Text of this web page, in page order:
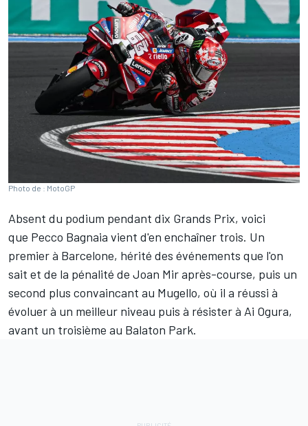
Photo de : MotoGP
Absent du podium pendant dix Grands Prix, voici
que Pecco Bagnaia vient d'en enchaîner trois. Un
premier à Barcelone, hérité des événements que l'on
sait et de la pénalité de Joan Miraprès-course, puis un
second plus convaincant au Mugello, où il a réussi à
évoluer à un meilleur niveau puis à résister à Ai Ogura,
avant un troisième au Balaton Park.